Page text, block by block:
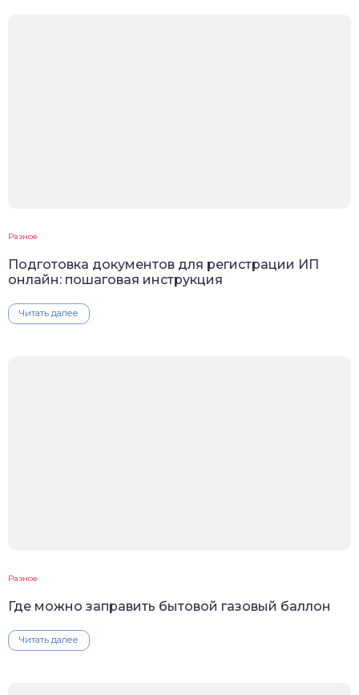
Разное
Подготовка документов для регистрации ИП
онлайн: пошаговая инструкция
Читать далее
Разное
Где можно заправить бытовой газовый баллон
Читать далее